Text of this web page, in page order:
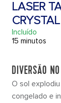
LASER
Incluído
15 minutos
DIVERSÃO
O sol
congelado e